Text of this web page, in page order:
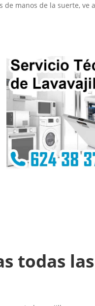
de manos de la suerte,
todas las